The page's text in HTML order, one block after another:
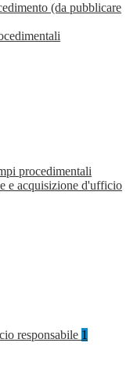
(da pubblicare
procedimentali
e acquisizione d'ufficio
responsabile 1